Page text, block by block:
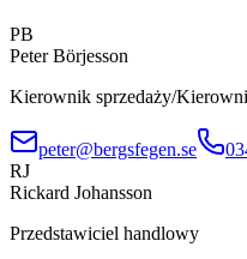
PB
Peter Börjesson
Kierownik sprzedaży/
peter@bergsfegen.se
RJ
Rickard Johansson
Przedstawiciel handlowy